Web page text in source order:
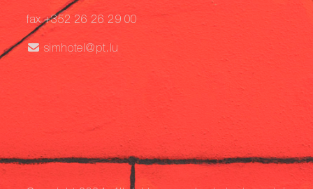
fax +352 26 26 29 00
simhotel@pt.lu